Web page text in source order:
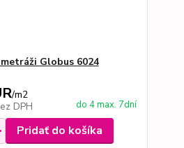
Globus 6024
/m2
DPH do 4 max. 7dní
Pridať do košíka